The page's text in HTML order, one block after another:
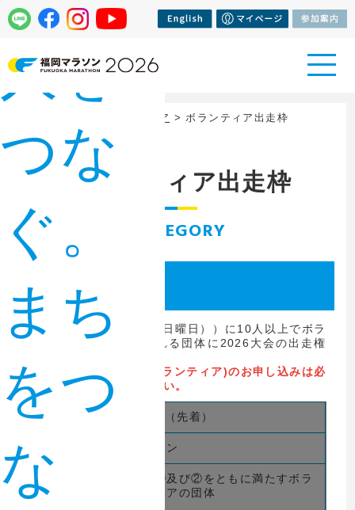
人を
つな
ぐ。
まち
をつ
な
ボランティア > ボランティア出走枠
ボランティア出走枠
CATEGORY
（団体ボランティア）
今大会当日（11月8日（日曜日））に10人以上でボラ
ンティアとして参加される団体に2026大会の出走権
2026大会出走権(団体ボランティア)のお申し込みは必
ずメールで行ってください。
100人（先着）
マラソン
次の①及び②をともに満たすボラ
ンティアの団体